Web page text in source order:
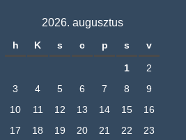
2026. augusztus
h K s c p s v
1
2
3
4 5 6 7 8
9
10
11 12 13 14 15
16
17
18 19 20 21 22
23